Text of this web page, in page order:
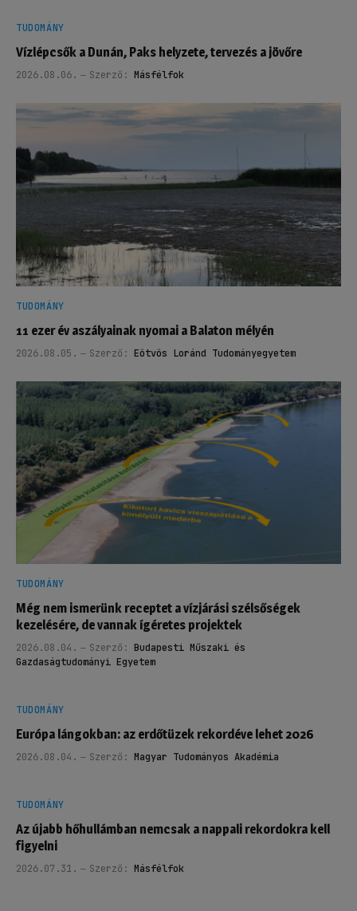
TUDOMÁNY
Vízlépcsők a Dunán, Paks helyzete, tervezés a jövőre
2026.08.06. Szerző: Másfélfok
TUDOMÁNY
11 ezer év aszályainak nyomai a Balaton mélyén
2026.08.05. Szerző: Eötvös Loránd Tudományegyetem
TUDOMÁNY
Még nem ismerünk receptet a vízjárási szélsőségek
kezelésére, de vannak ígéretes projektek
2026.08.04. Szerző: Budapesti Műszaki és
Gazdaságtudományi Egyetem
TUDOMÁNY
Európa lángokban: az erdőtüzek rekordéve lehet 2026
2026.08.04. Szerző: Magyar Tudományos Akadémia
TUDOMÁNY
Az újabb hőhullámban nemcsak a nappali rekordokra kell
figyelni
2026.07.31. Szerző: Másfélfok